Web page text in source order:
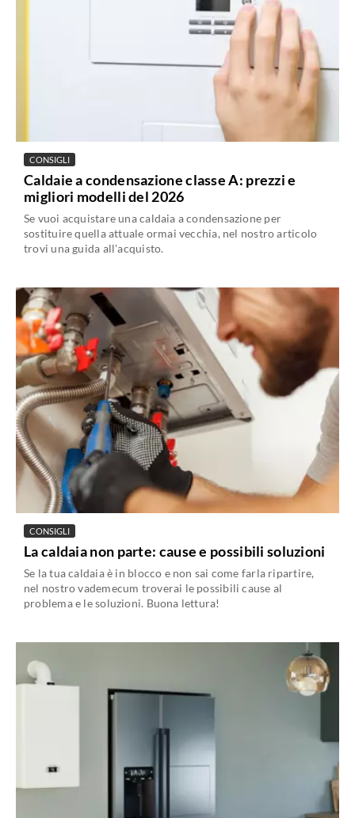
CONSIGLI
Caldaie a condensazione classe A: prezzi e
migliori modelli del 2026
Se vuoi acquistare una caldaia a condensazione per
sostituire quella attuale ormai vecchia, nel nostro articolo
trovi una guida all'acquisto.
CONSIGLI
La caldaia non parte: cause e possibili soluzioni
Se la tua caldaia è in blocco e non sai come farla ripartire,
nel nostro vademecum troverai le possibili cause al
problema e le soluzioni. Buona lettura!